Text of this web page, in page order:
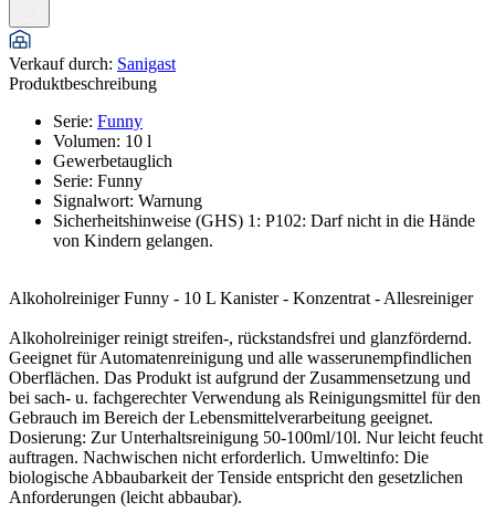
Verkauf durch: Sanigast
Produktbeschreibung
Serie: Funny
Volumen: 10 l
Gewerbetauglich
Serie: Funny
Signalwort: Warnung
Sicherheitshinweise (GHS) 1 : P102: Darf nicht in die Hände
von Kindern gelangen.
Alkoholreiniger Funny - 10 L Kanister - Konzentrat - Allesreiniger
Alkoholreiniger reinigt streifen-, rückstandsfrei und glanzfördernd.
Geeignet für Automatenreinigung und alle wasserunempfindlichen
Oberflächen. Das Produkt ist aufgrund der Zusammensetzung und
bei sach- u. fachgerechter Verwendung als Reinigungsmittel für den
Gebrauch im Bereich der Lebensmittelverarbeitung geeignet.
Dosierung: Zur Unterhaltsreinigung 50-100ml/10l. Nur leicht feucht
auftragen. Nachwischen nicht erforderlich. Umweltinfo: Die
biologische Abbaubarkeit der Tenside entspricht den gesetzlichen
Anforderungen (leicht abbaubar).